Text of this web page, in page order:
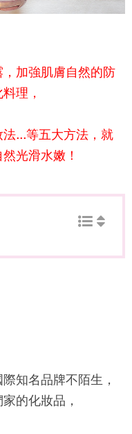
加強肌膚自然的防
理，
...等五大方法，就
光滑水嫩！
知名品牌不陌生，
的化妝品，